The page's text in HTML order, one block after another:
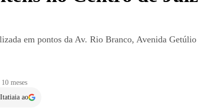
em pontos da Av. Rio Branco, Avenida Getúlio
10 meses
ao